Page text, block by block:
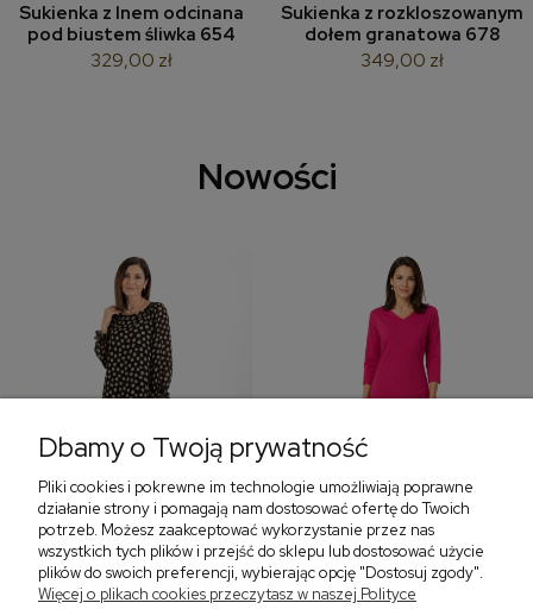
Sukienka z lnem odcinana
pod biustem śliwka 654
329,00 zł
Sukienka z rozkloszowanym
dołem granatowa 678
349,00 zł
Nowości
Sukienka z falbaną i
Sukienka z dekoltem w
‹
Dbamy o Twoją prywatność
Pliki cookies i pokrewne im technologie umożliwiają poprawne
działanie strony i pomagają nam dostosować ofertę do Twoich
potrzeb. Możesz zaakceptować wykorzystanie przez nas
wszystkich tych plików i przejść do sklepu lub dostosować użycie
plików do swoich preferencji, wybierając opcję "Dostosuj zgody".
Więcej o plikach cookies przeczytasz w naszej Polityce